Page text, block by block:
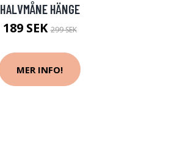
HALVMÅNE HÄNGE
189 SEK299 SEK
MER INFO!